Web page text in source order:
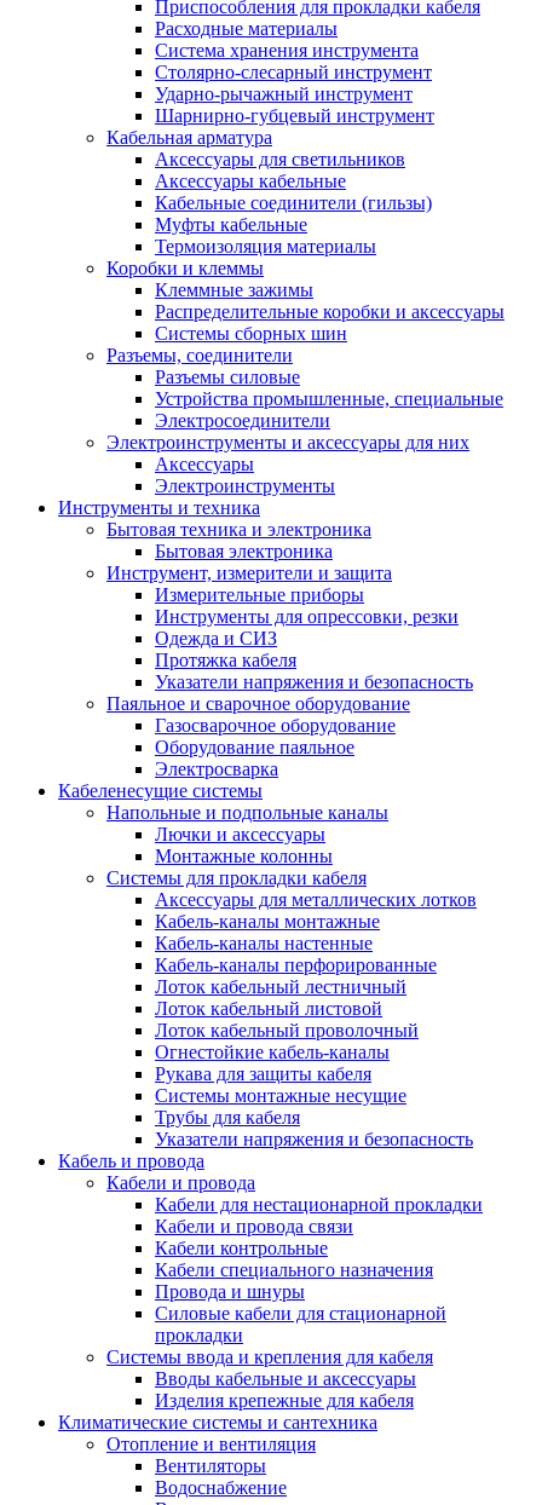
Приспособления для прокладки кабеля
Расходные материалы
Система хранения инструмента
Столярно-слесарный инструмент
Ударно-рычажный инструмент
Шарнирно-губцевый инструмент
Кабельная арматура
Аксессуары для светильников
Аксессуары кабельные
Кабельные соединители (гильзы)
Муфты кабельные
Термоизоляция материалы
Коробки и клеммы
Клеммные зажимы
Распределительные коробки и аксессуары
Системы сборных шин
Разъемы, соединители
Разъемы силовые
Устройства промышленные, специальные
Электросоединители
Электроинструменты и аксессуары для них
Аксессуары
Электроинструменты
Инструменты и техника
Бытовая техника и электроника
Бытовая электроника
Инструмент, измерители и защита
Измерительные приборы
Инструменты для опрессовки, резки
Одежда и СИЗ
Протяжка кабеля
Указатели напряжения и безопасность
Паяльное и сварочное оборудование
Газосварочное оборудование
Оборудование паяльное
Электросварка
Кабеленесущие системы
Напольные и подпольные каналы
Лючки и аксессуары
Монтажные колонны
Системы для прокладки кабеля
Аксессуары для металлических лотков
Кабель-каналы монтажные
Кабель-каналы настенные
Кабель-каналы перфорированные
Лоток кабельный лестничный
Лоток кабельный листовой
Лоток кабельный проволочный
Огнестойкие кабель-каналы
Рукава для защиты кабеля
Системы монтажные несущие
Трубы для кабеля
Указатели напряжения и безопасность
Кабель и провода
Кабели и провода
Кабели для нестационарной прокладки
Кабели и провода связи
Кабели контрольные
Кабели специального назначения
Провода и шнуры
Силовые кабели для стационарной
прокладки
Системы ввода и крепления для кабеля
Вводы кабельные и аксессуары
Изделия крепежные для кабеля
Климатические системы и сантехника
Отопление и вентиляция
Вентиляторы
Водоснабжение